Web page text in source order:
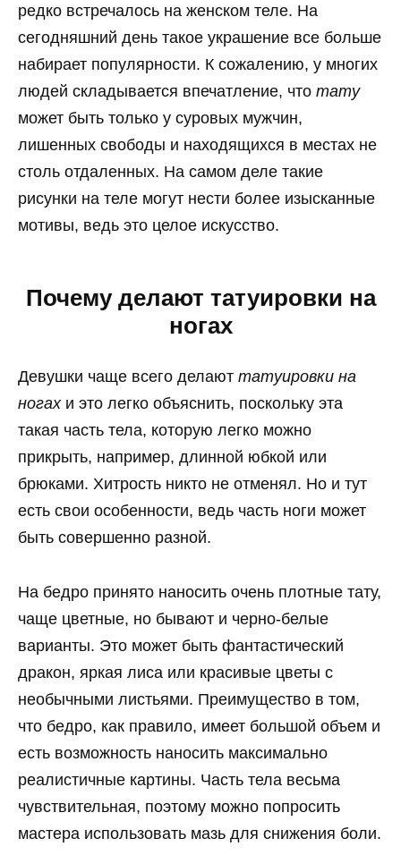
редко встречалось на женском теле. На
сегодняшний день такое украшение все больше
набирает популярности. К сожалению, у многих
людей складывается впечатление, что тату
может быть только у суровых мужчин,
лишенных свободы и находящихся в местах не
столь отдаленных. На самом деле такие
рисунки на теле могут нести более изысканные
мотивы, ведь это целое искусство.
Почему делают татуировки на
ногах
Девушки чаще всего делают татуировки на
ногахи это легко объяснить, поскольку эта
такая часть тела, которую легко можно
прикрыть, например, длинной юбкой или
брюками. Хитрость никто не отменял. Но и тут
есть свои особенности, ведь часть ноги может
быть совершенно разной.
На бедро принято наносить очень плотные тату,
чаще цветные, но бывают и черно-белые
варианты. Это может быть фантастический
дракон, яркая лиса или красивые цветы с
необычными листьями. Преимущество в том,
что бедро, как правило, имеет большой объем и
есть возможность наносить максимально
реалистичные картины. Часть тела весьма
чувствительная, поэтому можно попросить
мастера использовать мазь для снижения боли.